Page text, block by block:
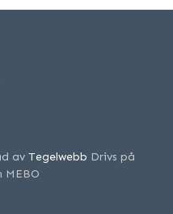
av Tegelwebb Drivs på
MEBO